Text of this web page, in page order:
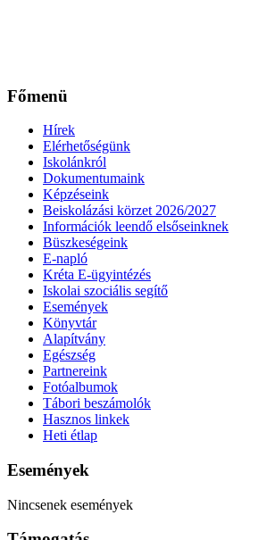
Főmenü
Hírek
Elérhetőségünk
Iskolánkról
Dokumentumaink
Képzéseink
Beiskolázási körzet 2026/2027
Információk leendő elsőseinknek
Büszkeségeink
E-napló
Kréta E-ügyintézés
Iskolai szociális segítő
Események
Könyvtár
Alapítvány
Egészség
Partnereink
Fotóalbumok
Tábori beszámolók
Hasznos linkek
Heti étlap
Események
Nincsenek események